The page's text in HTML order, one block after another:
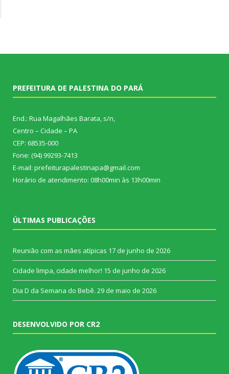
PREFEITURA DE PALESTINA DO PARÁ
End.: Rua Magalhães Barata, s/n,
Centro – Cidade – PA
CEP: 68535-000
Fone: (94) 99293-7413
E-mail: prefeiturapalestinapa@gmail.com
Horário de atendimento: 08h00min às 13h00min
ÚLTIMAS PUBLICAÇÕES
Reunião com as mães atípicas 17 de junho de 2026
Cidade limpa, cidade melhor! 15 de junho de 2026
Dia D da Semana do Bebê. 29 de maio de 2026
DESENVOLVIDO POR CR2